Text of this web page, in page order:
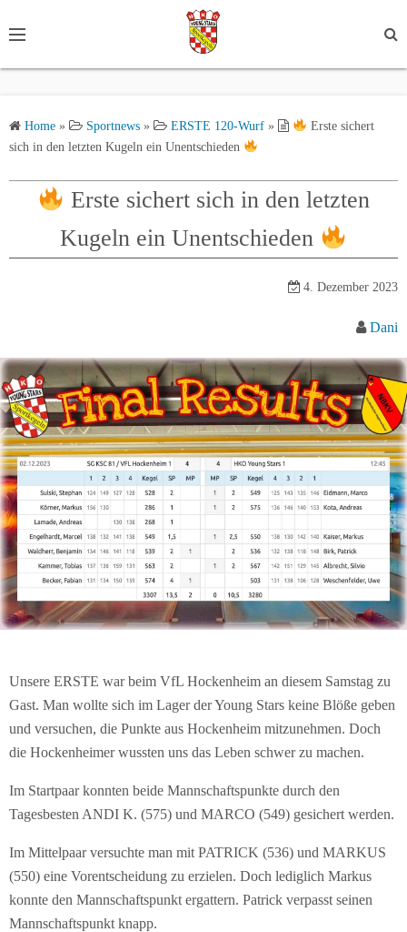
Home » Sportnews » ERSTE 120-Wurf »
Erste sichert
sich in den letzten Kugeln ein Unentschieden
Erste sichert sich in den letzten
Kugeln ein Unentschieden
4. Dezember 2023
Dani
Unsere ERSTE war beim VfL Hockenheim an diesem Samstag zu
Gast. Man wollte sich im Lager der Young Stars keine Blöße geben
und versuchen, die Punkte aus Hockenheim mitzunehmen. Doch
die Hockenheimer wussten uns das Leben schwer zu machen.
Im Startpaar konnten beide Mannschaftspunkte durch den
Tagesbesten ANDI K. (575) und MARCO (549) gesichert werden.
Im Mittelpaar versuchte man mit PATRICK (536) und MARKUS
(550) eine Vorentscheidung zu erzielen. Doch lediglich Markus
konnte den Mannschaftspunkt ergattern. Patrick verpasst seinen
Mannschaftspunkt knapp.